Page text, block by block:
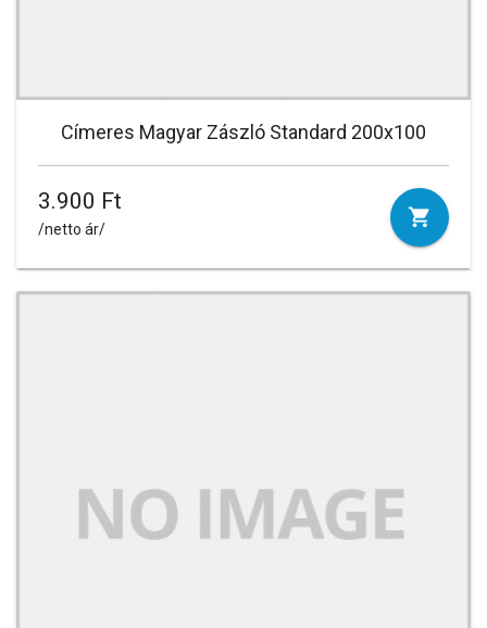
Címeres Magyar Zászló Standard 200x100
3.900 Ft
/netto ár/